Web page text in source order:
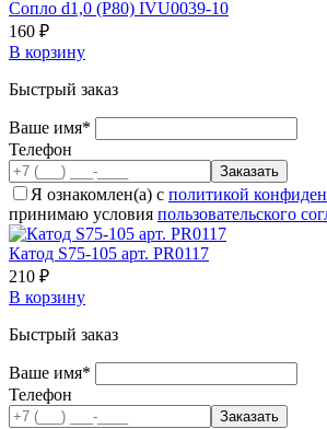
Сопло d1,0 (P80) IVU0039-10
160 ₽
В корзину
Быстрый заказ
Ваше имя*
Телефон
Я ознакомлен(а) с политикой
принимаю условия пользовательского
Катод S75-105 арт. PR0117
210 ₽
В корзину
Быстрый заказ
Ваше имя*
Телефон